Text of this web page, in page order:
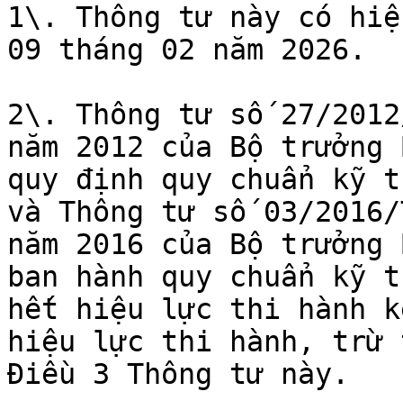
1\. Thông tư này có
09 tháng 02 năm 2026.
2\. Thông tư số 27/
năm 2012 của Bộ
quy định quy chuẩn kỹ
và Thông tư số 03/2016/
năm 2016 của Bộ
ban hành quy chuẩn
hết hiệu lực thi hành
hiệu lực thi hành, trừ
Điều 3 Thông tư này.